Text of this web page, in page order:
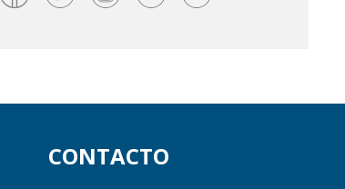
CONTACTO